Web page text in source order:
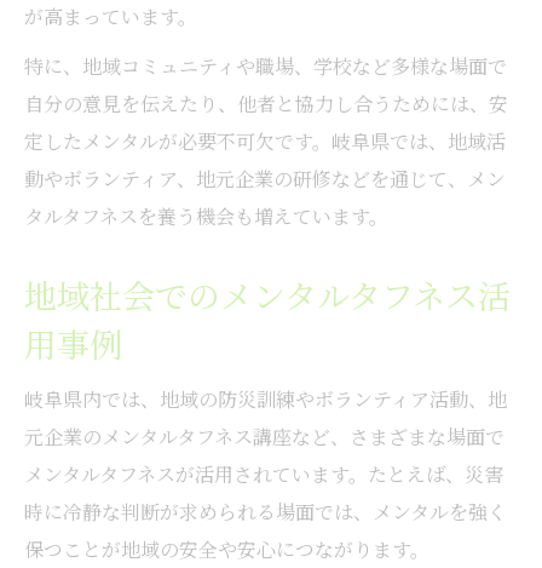
が高まっています。
特に、地域コミュニティや職場、学校など多様な場面で
自分の意見を伝えたり、他者と協力し合うためには、安
定したメンタルが必要不可欠です。岐阜県では、地域活
動やボランティア、地元企業の研修などを通じて、メン
タルタフネスを養う機会も増えています。
地域社会でのメンタルタフネス活
用事例
岐阜県内では、地域の防災訓練やボランティア活動、地
元企業のメンタルタフネス講座など、さまざまな場面で
メンタルタフネスが活用されています。たとえば、災害
時に冷静な判断が求められる場面では、メンタルを強く
保つことが地域の安全や安心につながります。